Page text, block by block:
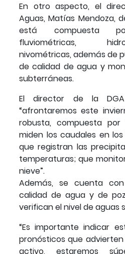
En otro aspecto, el
Aguas, Matías Mendoza,
está compuesta
fluviométricas,
nivométricas, además de
de calidad de agua y
subterráneas.
El director de la
“afrontaremos este
robusta, compuesta por
miden los caudales en
que registran las
temperaturas; que
nieve”.
Además, se cuenta
calidad de agua y de
verifican el nivel de aguas
“Es importante indicar
pronósticos que
activo, estaremos